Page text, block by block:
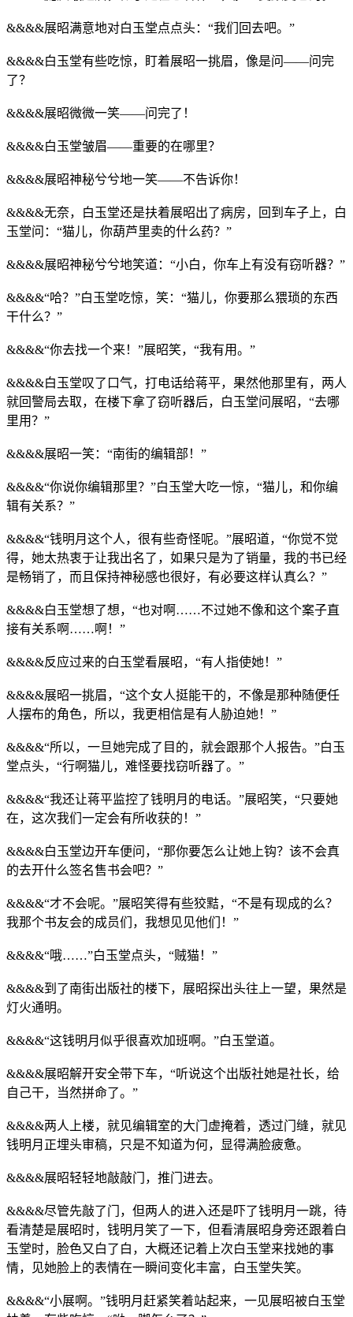
&&&&展昭满意地对白玉堂点点头：“我们回去吧。”
&&&&白玉堂有些吃惊，盯着展昭一挑眉，像是问——问完
了？
&&&&展昭微微一笑——问完了！
&&&&白玉堂皱眉——重要的在哪里？
&&&&展昭神秘兮兮地一笑——不告诉你！
&&&&无奈，白玉堂还是扶着展昭出了病房，回到车子上，白
玉堂问：“猫儿，你葫芦里卖的什么药？”
&&&&展昭神秘兮兮地笑道：“小白，你车上有没有窃听器？”
&&&&“哈？”白玉堂吃惊，笑：“猫儿，你要那么猥琐的东西
干什么？”
&&&&“你去找一个来！”展昭笑，“我有用。”
&&&&白玉堂叹了口气，打电话给蒋平，果然他那里有，两人
就回警局去取，在楼下拿了窃听器后，白玉堂问展昭，“去哪
里用？”
&&&&展昭一笑：“南街的编辑部！”
&&&&“你说你编辑那里？”白玉堂大吃一惊，“猫儿，和你编
辑有关系？”
&&&&“钱明月这个人，很有些奇怪呢。”展昭道，“你觉不觉
得，她太热衷于让我出名了，如果只是为了销量，我的书已经
是畅销了，而且保持神秘感也很好，有必要这样认真么？”
&&&&白玉堂想了想，“也对啊……不过她不像和这个案子直
接有关系啊……啊！”
&&&&反应过来的白玉堂看展昭，“有人指使她！”
&&&&展昭一挑眉，“这个女人挺能干的，不像是那种随便任
人摆布的角色，所以，我更相信是有人胁迫她！”
&&&&“所以，一旦她完成了目的，就会跟那个人报告。”白玉
堂点头，“行啊猫儿，难怪要找窃听器了。”
&&&&“我还让蒋平监控了钱明月的电话。”展昭笑，“只要她
在，这次我们一定会有所收获的！”
&&&&白玉堂边开车便问，“那你要怎么让她上钩？该不会真
的去开什么签名售书会吧？”
&&&&“才不会呢。”展昭笑得有些狡黠，“不是有现成的么？
我那个书友会的成员们，我想见见他们！”
&&&&“哦……”白玉堂点头，“贼猫！”
&&&&到了南街出版社的楼下，展昭探出头往上一望，果然是
灯火通明。
&&&&“这钱明月似乎很喜欢加班啊。”白玉堂道。
&&&&展昭解开安全带下车，“听说这个出版社她是社长，给
自己干，当然拼命了。”
&&&&两人上楼，就见编辑室的大门虚掩着，透过门缝，就见
钱明月正埋头审稿，只是不知道为何，显得满脸疲惫。
&&&&展昭轻轻地敲敲门，推门进去。
&&&&尽管先敲了门，但两人的进入还是吓了钱明月一跳，待
看清楚是展昭时，钱明月笑了一下，但看清展昭身旁还跟着白
玉堂时，脸色又白了白，大概还记着上次白玉堂来找她的事
情，见她脸上的表情在一瞬间变化丰富，白玉堂失笑。
&&&&“小展啊。”钱明月赶紧笑着站起来，一见展昭被白玉堂